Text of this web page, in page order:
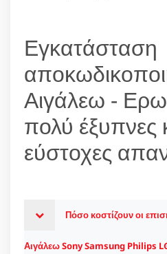
Εγκατάσταση
Αιγάλεω -
πολύ έξυπνες
εύστοχες
Πόσο κοστίζουν οι
Αιγάλεω Sony Samsung Philips